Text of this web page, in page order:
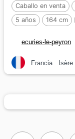
Caballo en venta
5 años
164 cm
ecuries-le-peyron
Francia Isère